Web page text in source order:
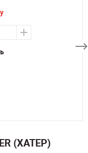
(ХАТЕР)